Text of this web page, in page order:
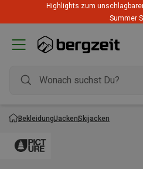
Highlights zum
Summer
BekleidungJackenSkijacken